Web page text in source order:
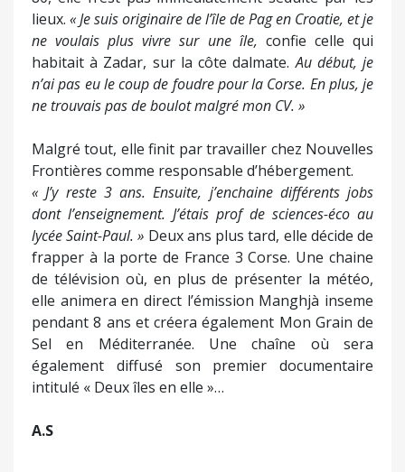
Lorsqu’elle débarque à Ajaccio à la fin des années
80, elle n’est pas immédiatement séduite par les
lieux.
« Je suis originaire de l’île de Pag en Croatie, et je
ne voulais plus vivre sur une île,
confie celle qui
habitait à Zadar, sur la côte dalmate.
n’ai pas eu le coup de foudre pour la Corse. En plus, je
ne trouvais pas de boulot malgré mon CV. »
Malgré tout, elle finit par travailler chez Nouvelles
Frontières comme responsable d’hébergement.
« J’y reste 3 ans. Ensuite, j’enchaine différents jobs
dont l’enseignement. J’étais prof de sciences-éco au
lycée Saint-Paul. »Deux ans plus tard, elle décide de
frapper à la porte de France 3 Corse. Une chaine
de télévision où, en plus de présenter la météo,
elle animera en direct l’émission Manghjà inseme
pendant 8 ans et créera également Mon Grain de
également diffusé son premier documentaire